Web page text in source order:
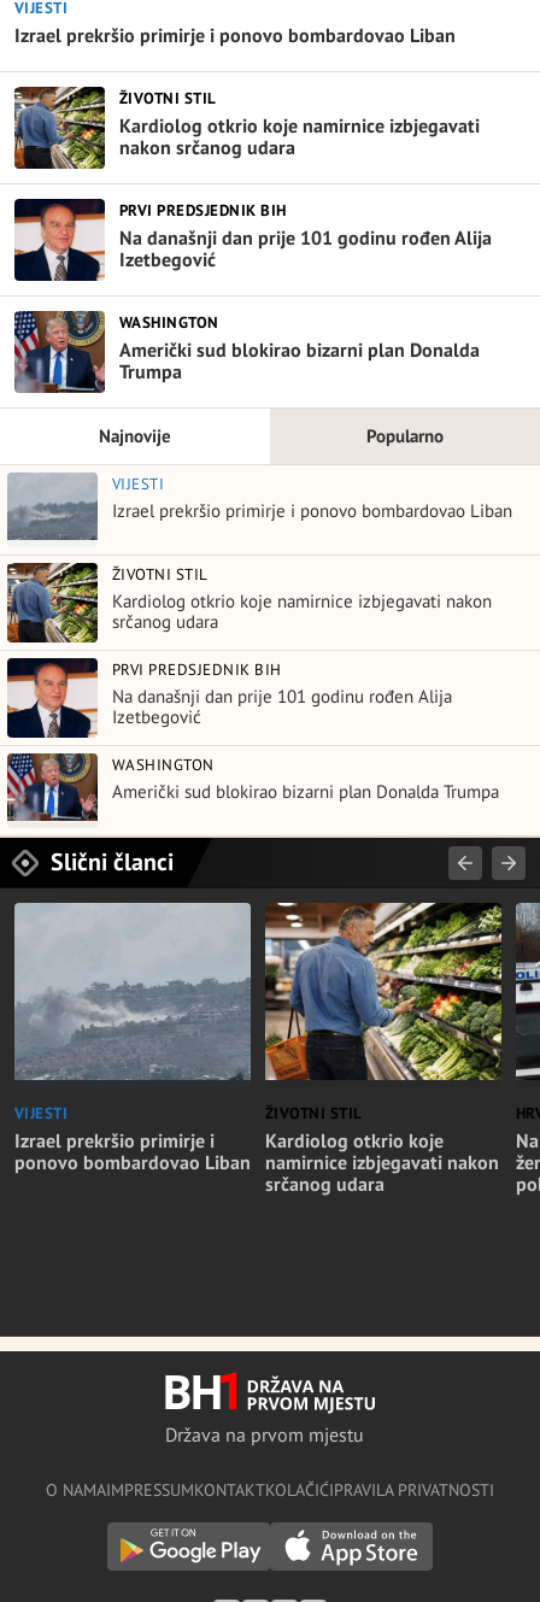
VIJESTI
Izrael prekršio primirje i ponovo bombardovao Liban
ŽIVOTNI STIL
Kardiolog otkrio koje namirnice izbjegavati
nakon srčanog udara
PRVI PREDSJEDNIK BIH
Na današnji dan prije 101 godinu rođen Alija
Izetbegović
WASHINGTON
Američki sud blokirao bizarni plan Donalda
Trumpa
Najnovije Popularno
VIJESTI
Izrael prekršio primirje i ponovo bombardovao Liban
ŽIVOTNI STIL
Kardiolog otkrio koje namirnice izbjegavati nakon
srčanog udara
PRVI PREDSJEDNIK BIH
Na današnji dan prije 101 godinu rođen Alija
Izetbegović
WASHINGTON
Američki sud blokirao bizarni plan Donalda Trumpa
Slični članci
VIJESTI
Izrael prekršio primirje i
ponovo bombardovao Liban
ŽIVOTNI STIL
Kardiolog otkrio koje
namirnice izbjegavati nakon
srčanog udara
Država na prvom mjestu
O NAMAIMPRESSUMKONTAKTKOLAČIĆIPRAVILA PRIVATNOSTI